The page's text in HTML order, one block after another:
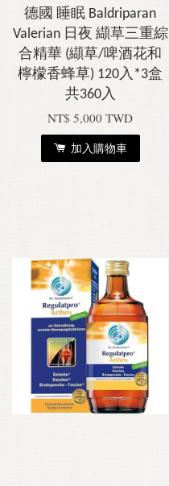
德國 睡眠 Baldriparan
Valerian 日夜 纈草三重綜
合精華 (纈草/啤酒花和
檸檬香蜂草) 120入*3盒
共360入
NT$ 5,000 TWD
加入購物車